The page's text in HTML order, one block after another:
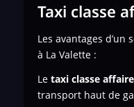
Taxi classe
Les avantages d’un
à La Valette :
Le taxi classe
transport haut de